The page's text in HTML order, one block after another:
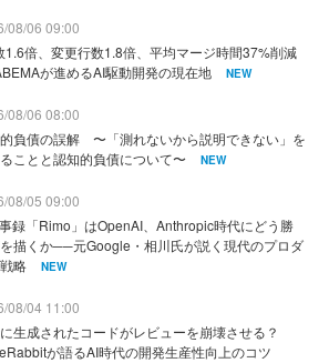
08/06 09:00
1.6倍、変更行数1.8倍、平均マージ時間37%削減
が進めるAI駆動開発の現在地
NEW
08/06 08:00
負債の誤解 〜「測れないから説明できない」を
ことと認知的負債について〜
NEW
08/05 09:00
録「Rimo」はOpenAI、Anthropic時代にどう勝
描くか──元Google・相川氏が説く現代のプロダ
略
NEW
08/04 11:00
生成されたコードがレビューを崩壊させる？
が語るAI時代の開発生産性向上のコツ